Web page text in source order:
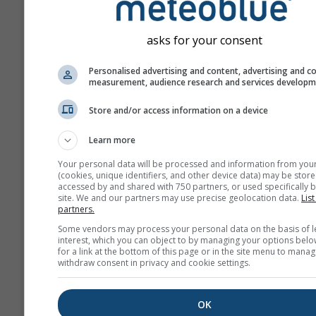
mph kn
Εμφάνιση
Με εικόνα φόντου
Με χρώμα φόντου
κείμενο
Χωρίς φόντο:
κείμενο
asks for your consent
Personalised advertising and content, advertising and
measurement, audience research and services
Store and/or access information on a device
Learn more
Your personal data will be processed and information from
(cookies, unique identifiers, and other device data) may be
accessed by and shared with 750 partners, or used specifically
site. We and our partners may use precise geolocation data.
partners.
Some vendors may process your personal data on the basis of
interest, which you can object to by managing your options
for a link at the bottom of this page or in the site menu to
withdraw consent in privacy and cookie settings.
OK